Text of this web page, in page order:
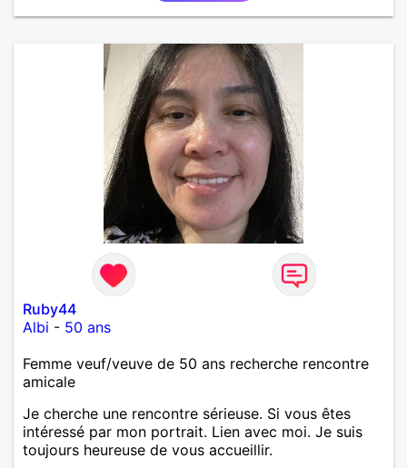
Ruby44
Albi - 50 ans
Femme veuf/veuve de 50 ans recherche rencontre
amicale
Je cherche une rencontre sérieuse. Si vous êtes
intéressé par mon portrait. Lien avec moi. Je suis
toujours heureuse de vous accueillir.